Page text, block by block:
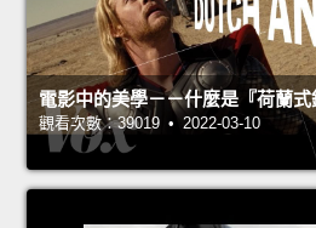
電影中的美學－－什麼是『荷蘭式
觀看次數：39019 • 2022-03-10